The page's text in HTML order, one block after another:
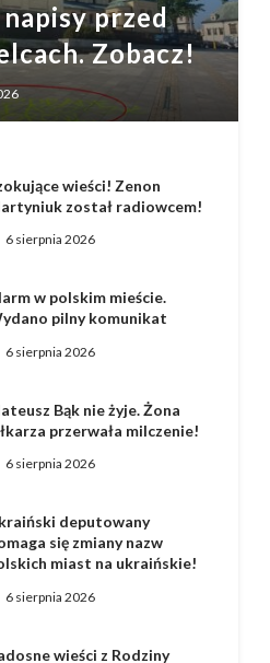
przed
Zobacz!
wieści! Zenon
został radiowcem!
6 sierpnia 2026
w polskim mieście.
pilny komunikat
6 sierpnia 2026
Bąk nie żyje. Żona
przerwała milczenie!
6 sierpnia 2026
deputowany
się zmiany nazw
miast na ukraińskie!
6 sierpnia 2026
wieści z Rodziny